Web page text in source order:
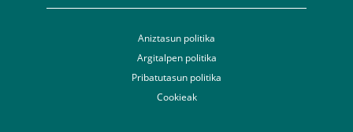
Aniztasun politika
Argitalpen politika
Pribatutasun politika
Cookieak